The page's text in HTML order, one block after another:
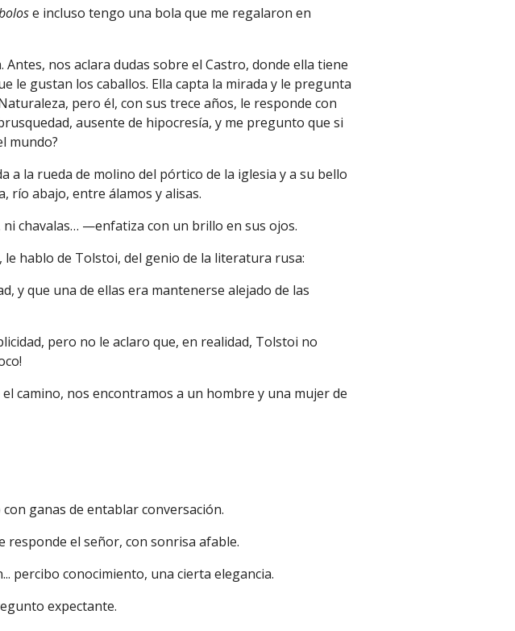
e incluso tengo una bola que me regalaron en
nos aclara dudas sobre el Castro, donde ella tiene
le gustan los caballos. Ella capta la mirada y le pregunta
pero él, con sus trece años, le responde con
ausente de hipocresía, y me pregunto que si
mundo?
a la rueda de molino del pórtico de la iglesia y a su bello
río abajo,entre álamos y alisas.
chavalas… —enfatiza con un brillo en sus ojos.
le hablo de Tolstoi, del genio de la literatura rusa:
y que una de ellas era mantenerse alejado de las
pero no le aclaro que, en realidad, Tolstoi no
camino, nos encontramos a un hombre y una mujer de
ganas de entablar conversación.
responde el señor, con sonrisa afable.
percibo conocimiento, una cierta elegancia.
expectante.